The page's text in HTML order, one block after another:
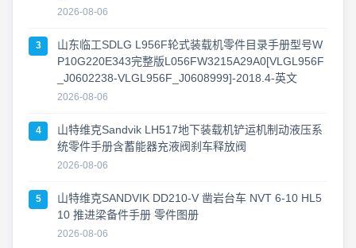
2026-08-06
3
山东临工SDLG L956F轮式装载机零件目录手册型号W
P10G220E343完整版L056FW3215A29A0[VLGL956F
_J0602238-VLGL956F_J0608999]-2018.4-英文
2026-08-06
4
山特维克Sandvik LH517地下装载机铲运机制动液压系
统零件手册含蓄能器充液阀刹车释放阀
2026-08-06
5
山特维克SANDVIK DD210-V 凿岩台车 NVT 6-10 HL5
10 推进梁备件手册 零件图册
2026-08-06